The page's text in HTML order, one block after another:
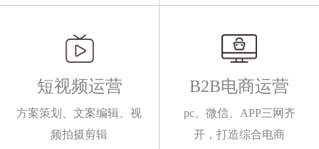
短视频运营
方案策划、文案编辑、视
频拍摄剪辑
B2B电商运营
pc、微信、APP三网齐
开，打造综合电商